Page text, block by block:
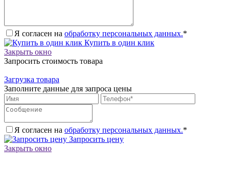
Я согласен на обработку персональных данных.*
Купить в один клик
Закрыть окно
Запросить стоимость товара
Загрузка товара
Заполните данные для запроса цены
Я согласен на обработку персональных данных.*
Запросить цену
Закрыть окно